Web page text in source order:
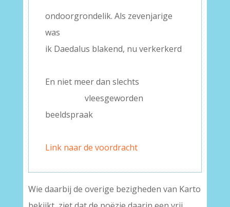
ondoorgrondelik. Als zevenjarige
was
ik Daedalus blakend, nu verkerkerd
En niet meer dan slechts
vleesgeworden
beeldspraak
Link naar de voordracht
Wie daarbij de overige bezigheden van Karto